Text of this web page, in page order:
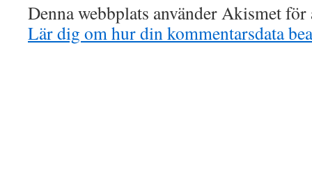
Denna webbplats använder Akismet
Lär dig om hur din kommentarsdata